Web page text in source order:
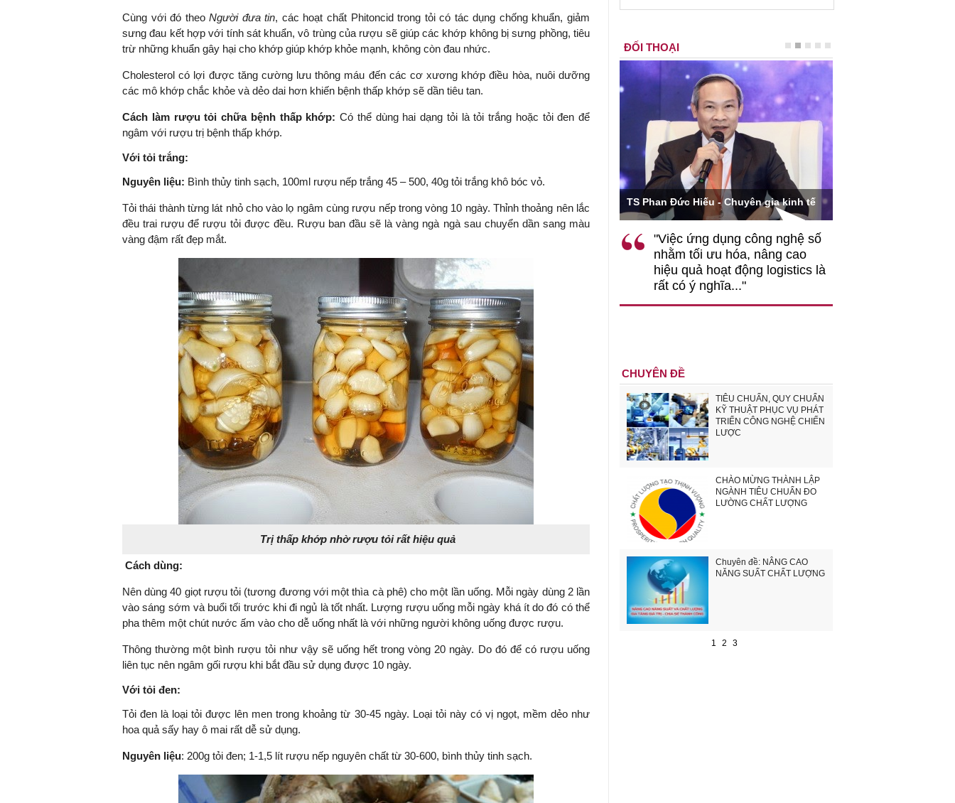
Cùng với đó theoNgười đưa tin, các hoạt chất Phitoncid trong tỏi có tác dụng chống khuẩn, giảm
sưng đau kết hợp với tính sát khuẩn, vô trùng của rượu sẽ giúp các khớp không bị sưng phồng, tiêu
trừ những khuẩn gây hại cho khớp giúp khớp khỏe mạnh, không còn đau nhức.
Cholesterol có lợi được tăng cường lưu thông máu đến các cơ xương khớp điều hòa, nuôi dưỡng
các mô khớp chắc khỏe và dẻo dai hơn khiến bệnh thấp khớp sẽ dần tiêu tan.
Cách làm rượu tỏi chữa bệnh thấp khớp: Có thể dùng hai dạng tỏi là tỏi trắng hoặc tỏi đen để
ngâm với rượu trị bệnh thấp khớp.
Với tỏi trắng:
Nguyên liệu: Bình thủy tinh sạch, 100ml rượu nếp trắng 45 – 500, 40g tỏi trắng khô bóc vỏ.
Tỏi thái thành từng lát nhỏ cho vào lọ ngâm cùng rượu nếp trong vòng 10 ngày. Thỉnh thoảng nên lắc
đều trai rượu để rượu tỏi được đều. Rượu ban đầu sẽ là vàng ngà ngà sau chuyển dần sang màu
vàng đậm rất đẹp mắt.
Trị thấp khớp nhờ rượu tỏi rất hiệu quả
Cách dùng:
Nên dùng 40 giọt rượu tỏi (tương đương với một thìa cà phê) cho một lần uống. Mỗi ngày dùng 2 lần
vào sáng sớm và buổi tối trước khi đi ngủ là tốt nhất. Lượng rượu uống mỗi ngày khá ít do đó có thể
pha thêm một chút nước ấm vào cho dễ uống nhất là với những người không uống được rượu.
Thông thường một bình rượu tỏi như vậy sẽ uống hết trong vòng 20 ngày. Do đó để có rượu uống
liên tục nên ngâm gối rượu khi bắt đầu sử dụng được 10 ngày.
Với tỏi đen:
Tỏi đen là loại tỏi được lên men trong khoảng từ 30-45 ngày. Loại tỏi này có vị ngọt, mềm dẻo như
hoa quả sấy hay ô mai rất dễ sử dụng.
Nguyên liệu: 200g tỏi đen; 1-1,5 lít rượu nếp nguyên chất từ 30-600, bình thủy tinh sạch.
ĐỐI THOẠI
TS. Nguyễn Đức Độ - Phó Viện trưởng
Viện Kinh tế Tài chính
ngay từ bây giờ và trên thực tế
đang được tiến hành như tăng
nghệ; ban hành các cơ chế
khuyến khích đổi mới sáng tạo,
khởi nghiệp..."
sách tài khóa không chỉ mang ý
nghĩa hỗ trợ ngắn hạn mà còn
đóng vai trò tạo nền tảng cho
tăng trưởng bền vững dài hạn.
TS Phan Đức Hiếu - Chuyên gia kinh tế
"Việc ứng dụng công nghệ số
nhằm tối ưu hóa, nâng cao
hiệu quả hoạt động logistics là
rất có ý nghĩa..."
CHUYÊN ĐỀ
TIÊU CHUẨN, QUY CHUẨN
KỸ THUẬT PHỤC VỤ PHÁT
TRIỂN CÔNG NGHỆ CHIẾN
LƯỢC
CHÀO MỪNG THÀNH LẬP
NGÀNH TIÊU CHUẨN ĐO
LƯỜNG CHẤT LƯỢNG
Chuyên đề: NÂNG CAO
NĂNG SUẤT CHẤT LƯỢNG
1 2 3